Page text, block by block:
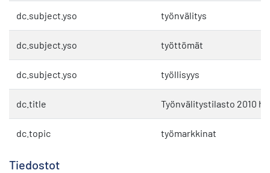
dc.subject.yso työnvälitys
dc.subject.yso työttömät
dc.subject.yso työllisyys
dc.title Työnvälitystilasto 2010
dc.topic työmarkkinat
Tiedostot